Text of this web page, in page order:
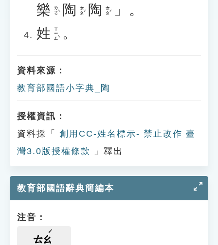
樂 ㄌㄜˋ 陶 ㄊㄠˊ 陶 ㄊㄠˊ
」。
姓 ㄒㄧㄥˋ 。
資料來源：
教育部國語小字典_陶
授權資訊：
資料採「
創用CC-姓名標示- 禁止改作 臺
灣3.0版授權條款
」釋出
教育部國語辭典簡編本
注音：
ㄊㄠ